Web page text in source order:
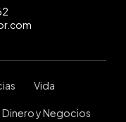
Vida
Dinero y Negocios